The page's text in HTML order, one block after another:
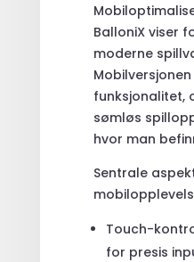
BalloniX viser
moderne
funksjonalitet,
sømløs
hvor man
Sentrale
Touch-
for presis